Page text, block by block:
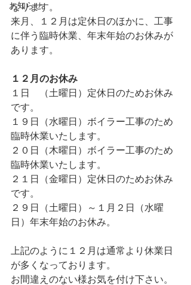
お知らせ
なります。
来月、１２月は定休日のほかに、工事
に伴う臨時休業、年末年始のお休みが
あります。
１２月のお休み
１日　（土曜日）定休日のためお休み
です。
１９日（水曜日）ボイラー工事のため
臨時休業いたします。
２０日（木曜日）ボイラー工事のため
臨時休業いたします。
２１日（金曜日）定休日のためお休み
です。
２９日（土曜日）～１月２日（水曜
日）年末年始のお休み。
上記のように１２月は通常より休業日
が多くなっております。
お間違えのない様お気を付け下さい。